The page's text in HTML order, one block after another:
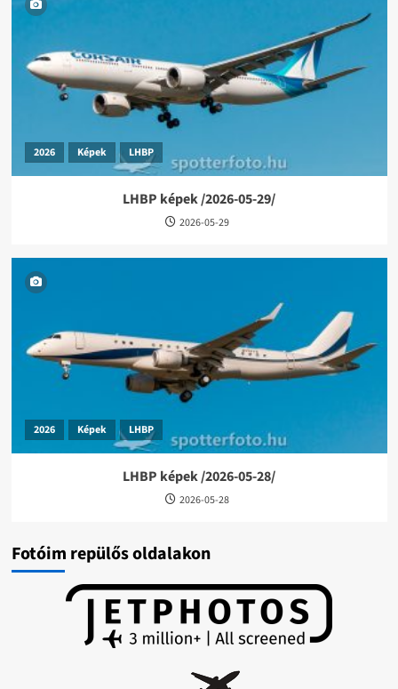
2026 Képek LHBP
LHBP képek /2026-05-29/
2026-05-29
2026 Képek LHBP
LHBP képek /2026-05-28/
2026-05-28
Fotóim repülős oldalakon